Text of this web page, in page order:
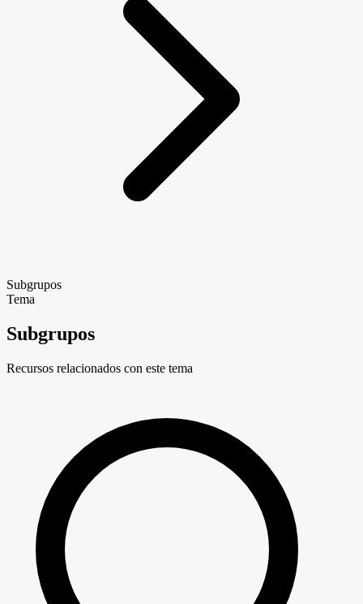
Subgrupos
Tema
Subgrupos
Recursos relacionados con este tema